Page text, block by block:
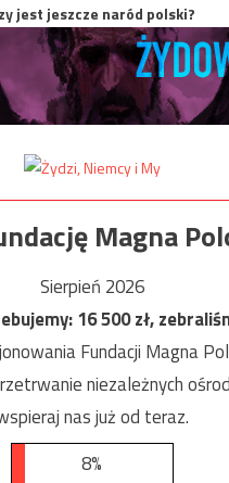
jest jeszcze naród polski?
Magna
Sierpień 2026
16 500zł,
Fundacji Magna
niezależnych
nas już od teraz.
8%